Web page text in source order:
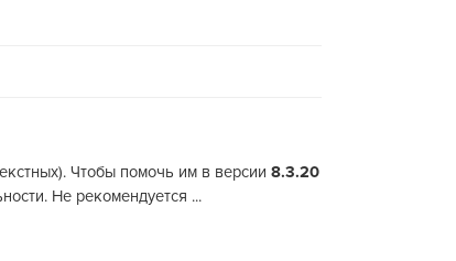
Чтобы помочь им в версии 8.3.20
Не рекомендуется ...